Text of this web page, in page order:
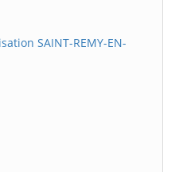
SAINT-REMY-EN-